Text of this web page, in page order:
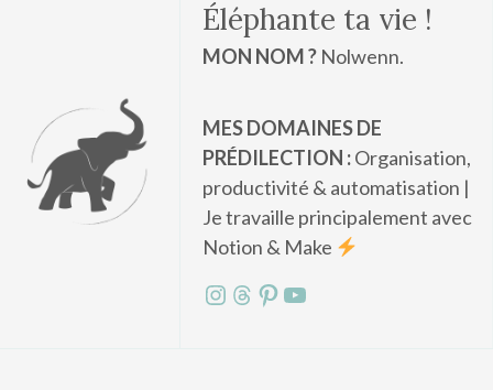
Éléphante ta vie !
MON NOM ?Nolwenn.
MES DOMAINES DE
PRÉDILECTION :Organisation,
productivité & automatisation |
Je travaille principalement avec
Notion & Make
Instagram
Threads
Pinterest
YouTube